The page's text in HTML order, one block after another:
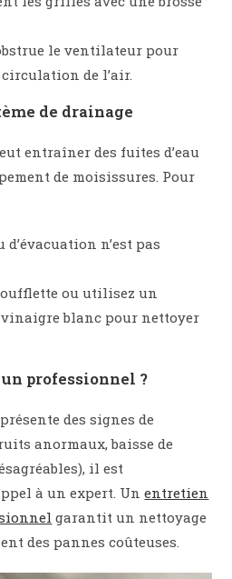
le ventilateur pour
de l’air.
de drainage
entraîner des fuites d’eau
de moisissures. Pour
n’est pas
ou utilisez un
vinaigre blanc pour nettoyer
professionnel ?
des signes de
anormaux, baisse de
il est
à un expert. Unentretien
garantit un nettoyage
des pannes coûteuses.